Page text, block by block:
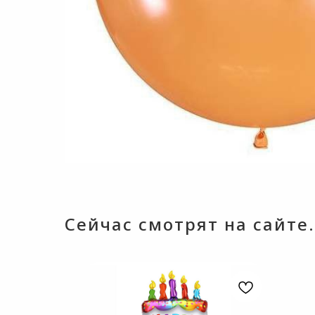
Сейчас смотрят на